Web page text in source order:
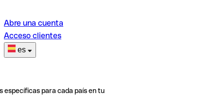
Abre una cuenta
Acceso clientes
es
específicas para cada país en tu